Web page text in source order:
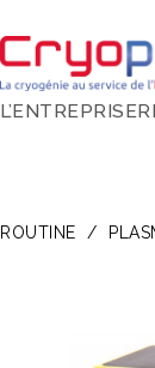
L’ENTREPRISE
ROUTINE /